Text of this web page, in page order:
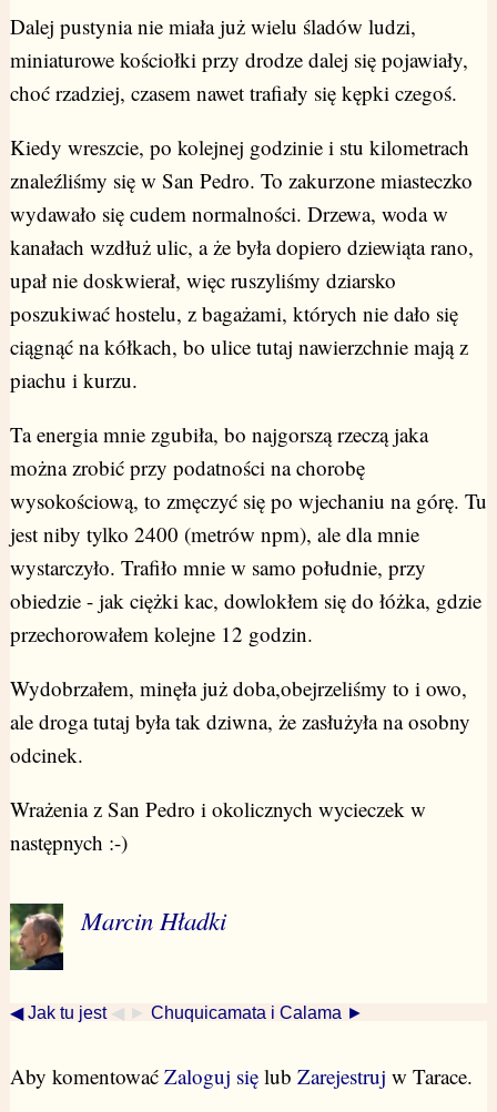
Dalej pustynia nie miała już wielu śladów ludzi,
miniaturowe kościołki przy drodze dalej się pojawiały,
choć rzadziej, czasem nawet trafiały się kępki czegoś.
Kiedy wreszcie, po kolejnej godzinie i stu kilometrach
znaleźliśmy się w San Pedro. To zakurzone miasteczko
wydawało się cudem normalności. Drzewa, woda w
kanałach wzdłuż ulic, a że była dopiero dziewiąta rano,
upał nie doskwierał, więc ruszyliśmy dziarsko
poszukiwać hostelu, z bagażami, których nie dało się
ciągnąć na kółkach, bo ulice tutaj nawierzchnie mają z
piachu i kurzu.
Ta energia mnie zgubiła, bo najgorszą rzeczą jaka
można zrobić przy podatności na chorobę
wysokościową, to zmęczyć się po wjechaniu na górę. Tu
jest niby tylko 2400 (metrów npm), ale dla mnie
wystarczyło. Trafiło mnie w samo południe, przy
obiedzie - jak ciężki kac, dowlokłem się do łóżka, gdzie
przechorowałem kolejne 12 godzin.
Wydobrzałem, minęła już doba,obejrzeliśmy to i owo,
ale droga tutaj była tak dziwna, że zasłużyła na osobny
odcinek.
Wrażenia z San Pedro i okolicznych wycieczek w
następnych :-)
Marcin Hładki
◀ Jak tu jest ◀ ► Chuquicamata i Calama ►
Aby komentować Zaloguj sięlub Zarejestruj w Tarace.